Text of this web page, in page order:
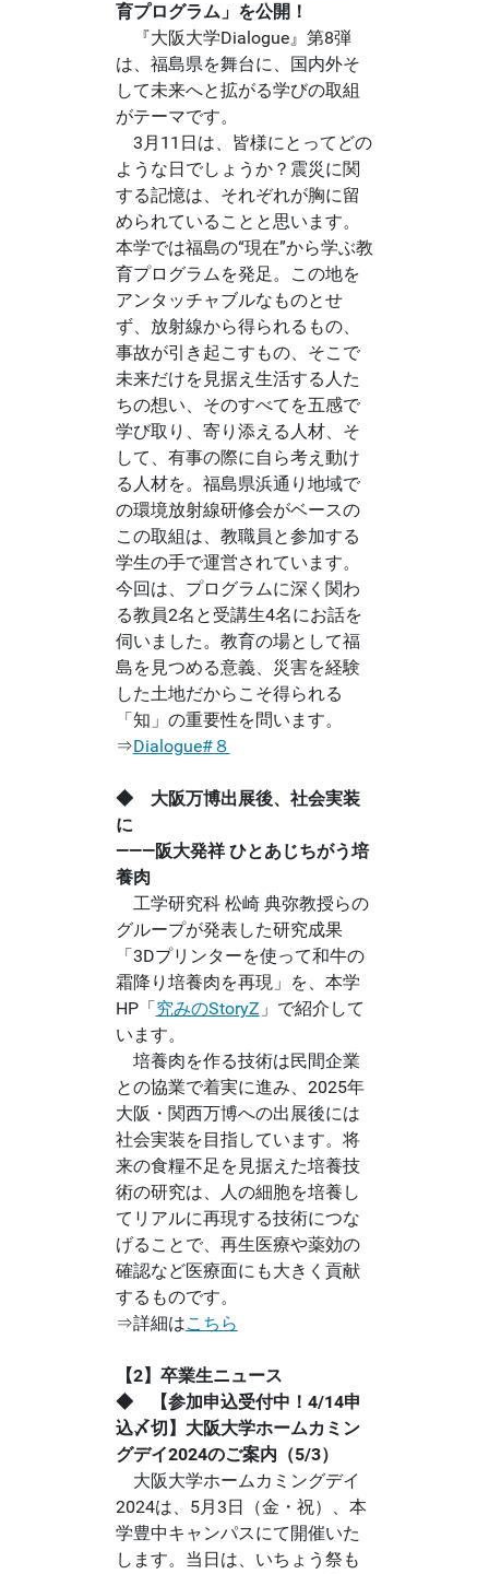
育プログラム」を公開！
『大阪大学Dialogue』第8弾
は、福島県を舞台に、国内外そ
して未来へと拡がる学びの取組
がテーマです。
3月11日は、皆様にとってどの
ような日でしょうか？震災に関
する記憶は、それぞれが胸に留
められていることと思います。
本学では福島の“現在”から学ぶ教
育プログラムを発足。この地を
アンタッチャブルなものとせ
ず、放射線から得られるもの、
事故が引き起こすもの、そこで
未来だけを見据え生活する人た
ちの想い、そのすべてを五感で
学び取り、寄り添える人材、そ
して、有事の際に自ら考え動け
る人材を。福島県浜通り地域で
の環境放射線研修会がベースの
この取組は、教職員と参加する
学生の手で運営されています。
今回は、プログラムに深く関わ
る教員2名と受講生4名にお話を
伺いました。教育の場として福
島を見つめる意義、災害を経験
した土地だからこそ得られる
「知」の重要性を問います。
⇒Dialogue#８
◆ 大阪万博出展後、社会実装
に
―――阪大発祥 ひとあじちがう培
養肉
工学研究科 松崎 典弥教授らの
グループが発表した研究成果
「3Dプリンターを使って和牛の
霜降り培養肉を再現」を、本学
HP「究みのStoryZ 」で紹介して
います。
培養肉を作る技術は民間企業
との協業で着実に進み、2025年
大阪・関西万博への出展後には
社会実装を目指しています。将
来の食糧不足を見据えた培養技
術の研究は、人の細胞を培養し
てリアルに再現する技術につな
げることで、再生医療や薬効の
確認など医療面にも大きく貢献
するものです。
⇒詳細はこちら
【2】卒業生ニュース
◆ 【参加申込受付中！4/14申
込〆切】大阪大学ホームカミン
グデイ2024のご案内（5/3）
大阪大学ホームカミングデイ
2024は、5月3日（金・祝）、本
学豊中キャンパスにて開催いた
します。当日は、いちょう祭も